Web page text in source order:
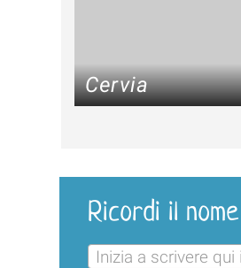
Cervia
Ricordi il
Inizia a scrivere qui